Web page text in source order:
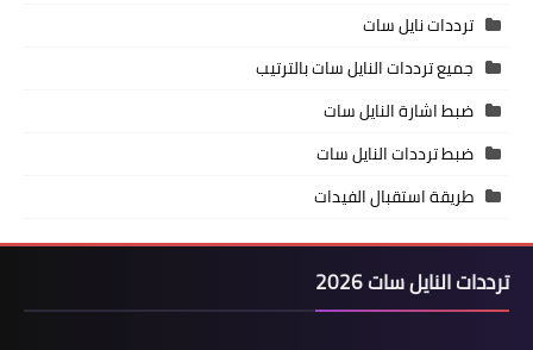
ترددات نايل سات
جميع ترددات النايل سات بالترتيب
ضبط اشارة النايل سات
ضبط ترددات النايل سات
طريقة استقبال الفيدات
ترددات النايل سات 2026